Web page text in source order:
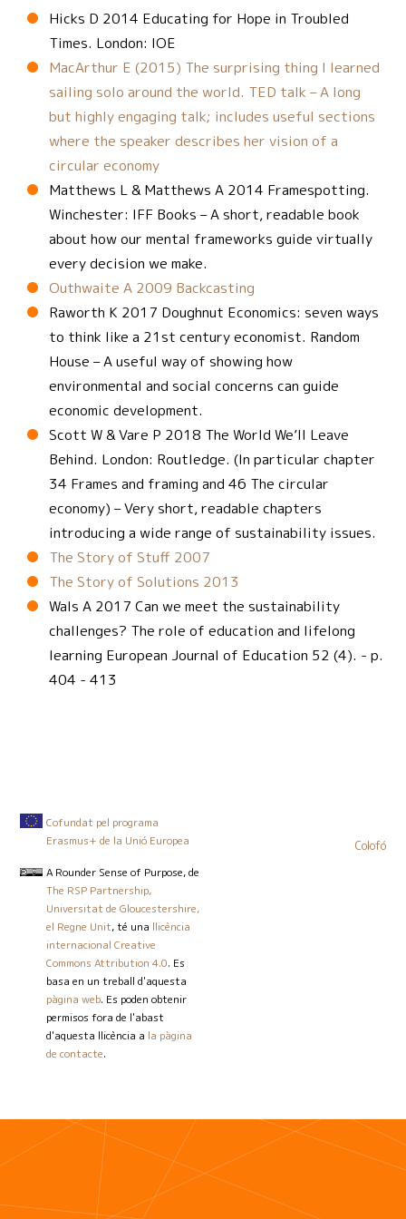
justícia i institucions sòlides
Hicks D 2014 Educating for Hope in Troubled
Times. London: IOE
MacArthur E (2015) The surprising thing I learned
sailing solo around the world. TED talk – A long
but highly engaging talk; includes useful sections
where the speaker describes her vision of a
circular economy
Matthews L & Matthews A 2014 Framespotting.
Winchester: IFF Books – A short, readable book
about how our mental frameworks guide virtually
every decision we make.
Outhwaite A 2009 Backcasting
Raworth K 2017 Doughnut Economics: seven ways
to think like a 21st century economist. Random
House – A useful way of showing how
environmental and social concerns can guide
economic development.
Scott W & Vare P 2018 The World We’ll Leave
Behind. London: Routledge. (In particular chapter
34 Frames and framing and 46 The circular
economy) – Very short, readable chapters
introducing a wide range of sustainability issues.
The Story of Stuff 2007
The Story of Solutions 2013
Wals A 2017 Can we meet the sustainability
challenges? The role of education and lifelong
learning European Journal of Education 52 (4). - p.
404 - 413
Cofundat pel programa
Erasmus+ de la Unió Europea
A Rounder Sense of Purpose, de
The RSP Partnership,
Universitat de Gloucestershire,
el Regne Unit, té una llicència
internacional Creative
Commons Attribution 4.0. Es
basa en un treball d'aquesta
pàgina web. Es poden obtenir
permisos fora de l'abast
d'aquesta llicència a la pàgina
de contacte.
Colofó